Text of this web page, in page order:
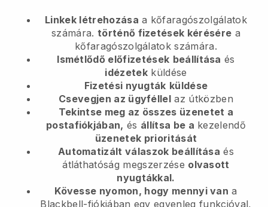
Linkek létrehozása a kőfaragószolgálatok
számára. történő fizetések kérésére a
kőfaragószolgálatok számára.
Ismétlődő előfizetések beállítása és
idézetek küldése
Fizetési nyugták küldése
Csevegjen az ügyféllel az útközben
Tekintse meg az összes üzenetet a
postafiókjában, és állítsa be a kezelendő
üzenetek prioritását
Automatizált válaszok beállítása és
átláthatóság megszerzése olvasott
nyugtákkal.
Kövesse nyomon, hogy mennyi van a
Blackbell-fiókjában egy egyenleg funkcióval,